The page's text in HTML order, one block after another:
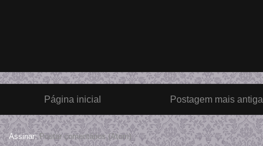
Postagem mais antiga
Página inicial
Assinar:Postar comentários (Atom)